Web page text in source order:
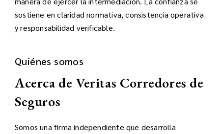
sostiene en claridad normativa, consistencia operativa
y responsabilidad verificable.
Quiénes somos
Acerca de Veritas Corredores de
Seguros
Somos una firma independiente que desarrolla